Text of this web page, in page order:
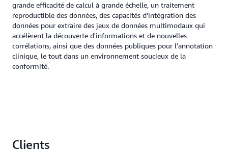
grande efficacité de calcul à grande échelle, un traitement
reproductible des données, des capacités d'intégration des
données pour extraire des jeux de données multimodaux qui
accélèrent la découverte d'informations et de nouvelles
corrélations, ainsi que des données publiques pour l'annotation
clinique, le tout dans un environnement soucieux de la
conformité.
Clients